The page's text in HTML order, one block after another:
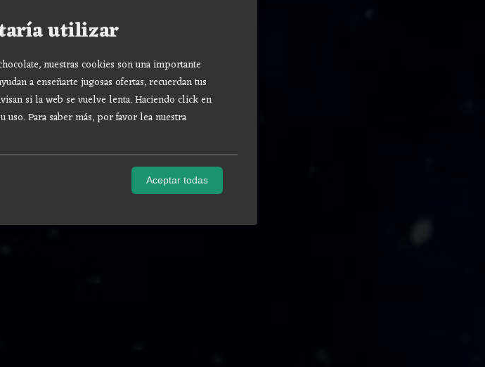
utilizar
nuestras cookies son una importante
a enseñarte jugosas ofertas, recuerdan tus
si la web se vuelve lenta. Haciendo click en
uso.Para saber más, por favor lea nuestra
Aceptar todas